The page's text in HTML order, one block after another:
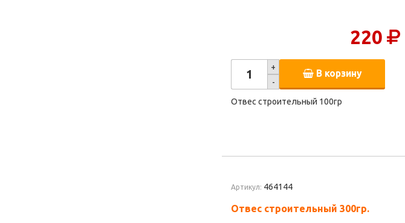
220
+
-
В корзину
Отвес строительный 100гр
Артикул: 464144
Отвес строительный 300гр.